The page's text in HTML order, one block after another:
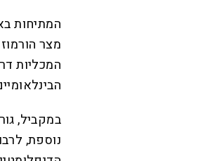
המתיחות
מצר
המכליות
במקביל,
נוספת,